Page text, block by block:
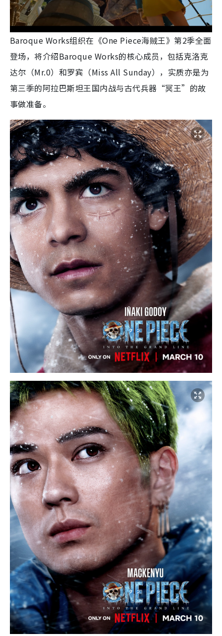
Baroque Works组织在《One Piece海贼王》第2季全面
登场，将介绍Baroque Works的核心成员，包括克洛克
达尔（Mr.0）和罗宾（Miss All Sunday），实质亦是为
第三季的阿拉巴斯坦王国内战与古代兵器“冥王”的故
事做准备。